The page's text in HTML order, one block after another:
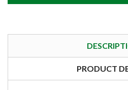
PRODUCT